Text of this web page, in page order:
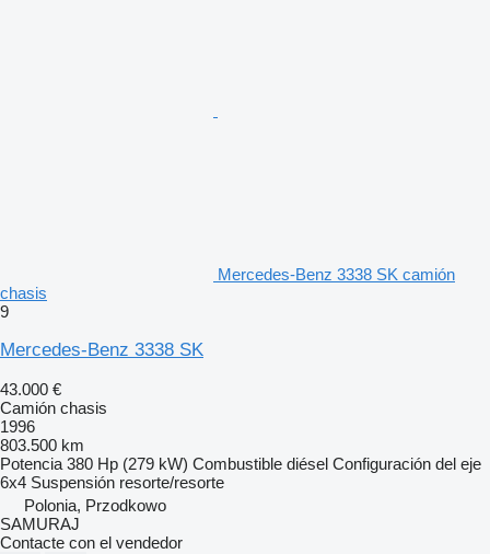
Mercedes-Benz 3338 SK camión
chasis
9
Mercedes-Benz 3338 SK
43.000 €
Camión chasis
1996
803.500 km
Potencia 380 Hp (279 kW) Combustible diésel Configuración del eje
6x4 Suspensión resorte/resorte
Polonia, Przodkowo
SAMURAJ
Contacte con el vendedor